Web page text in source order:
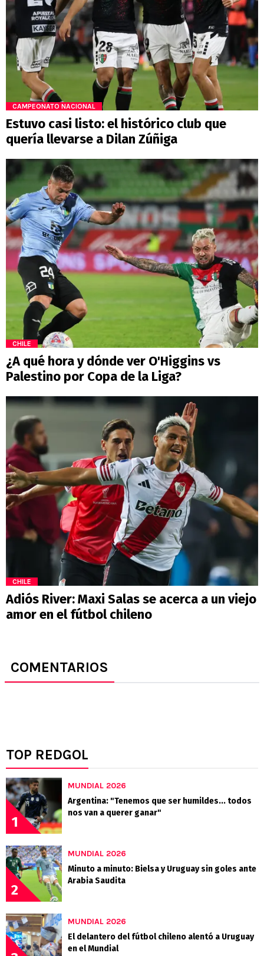
CAMPEONATO NACIONAL
Estuvo casi listo: el histórico club que
quería llevarse a Dilan Zúñiga
CHILE
¿A qué hora y dónde ver O'Higgins vs
Palestino por Copa de la Liga?
CHILE
Adiós River: Maxi Salas se acerca a un viejo
amor en el fútbol chileno
COMENTARIOS
TOP REDGOL
1
MUNDIAL 2026
Argentina: "Tenemos que ser humildes... todos
nos van a querer ganar"
2
MUNDIAL 2026
Minuto a minuto: Bielsa y Uruguay sin goles ante
Arabia Saudita
MUNDIAL 2026
El delantero del fútbol chileno alentó a Uruguay
en el Mundial